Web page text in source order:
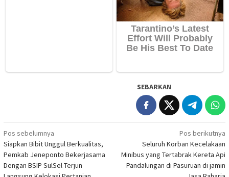
SEBARKAN
Navigasi
pos
Pos sebelumnya
Siapkan Bibit Unggul Berkualitas,
Pemkab Jeneponto Bekerjasama
Dengan BSIP SulSel Terjun
Pos berikutnya
Seluruh Korban Kecelakaan
Minibus yang Tertabrak Kereta Api
Pandalungan di Pasuruan di jamin